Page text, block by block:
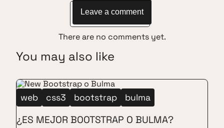
Leave a comment
There are no comments yet.
You may also like
web css3 bootstrap bulma
¿ES MEJOR BOOTSTRAP O BULMA?